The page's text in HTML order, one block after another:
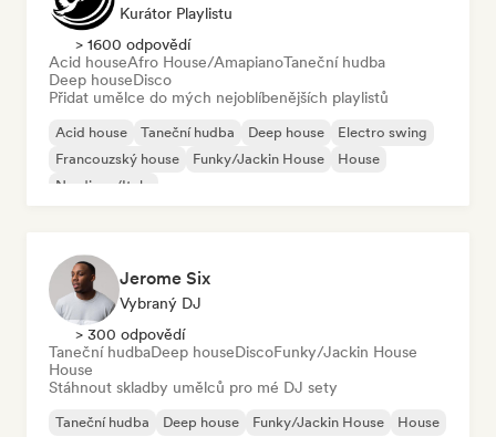
Kurátor Playlistu
> 1600 odpovědí
Acid houseAfro House/AmapianoTaneční hudba
Deep houseDisco
Přidat umělce do mých nejoblíbenějších playlistů
Acid house Taneční hudba Deep house
Electro swing
Francouzský house
Funky/Jackin House
House
Nu-disco/Italo
Jerome Six
Vybraný DJ
> 300 odpovědí
Taneční hudbaDeep houseDiscoFunky/Jackin House
House
Stáhnout skladby umělců pro mé DJ sety
Taneční hudba Deep house Funky/Jackin House House